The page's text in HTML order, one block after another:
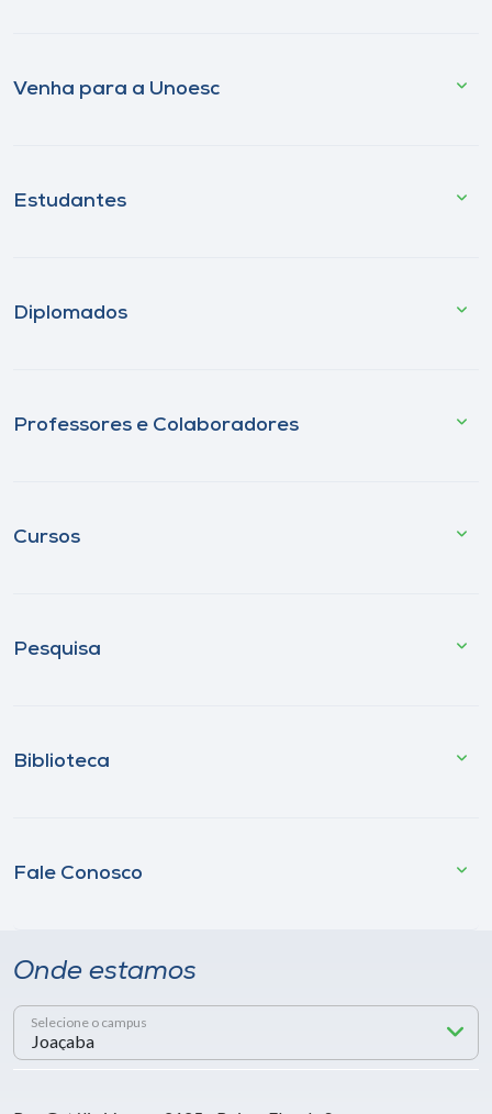
Venha para a Unoesc
Estudantes
Diplomados
Professores e Colaboradores
Cursos
Pesquisa
Biblioteca
Fale Conosco
Onde estamos
Selecione o campus